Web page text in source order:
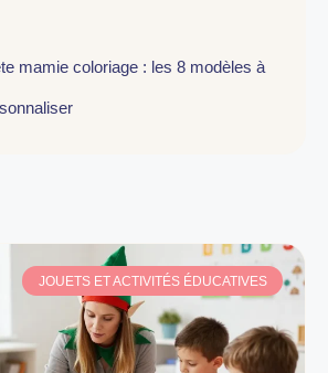
mamie coloriage : les 8 modèles à
JOUETS ET ACTIVITÉS ÉDUCATIVES